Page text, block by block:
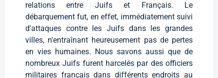
relations entre Juifs et Français. Le
débarquement fut, en effet, immédiatement suivi
d'attaques contre les Juifs dans les grandes
villes, n'entraînant heureusement pas de pertes
en vies humaines. Nous savons aussi que de
nombreux Juifs furent harcelés par des officiers
militaires français dans différents endroits au